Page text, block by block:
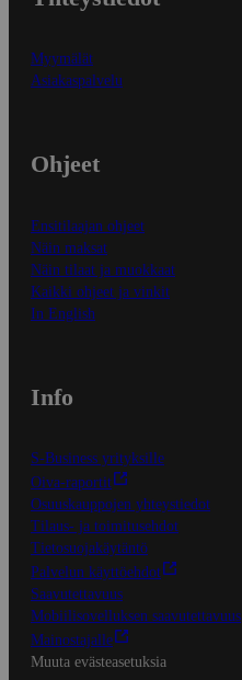
Myymälät
Asiakaspalvelu
Ohjeet
Ensitilaajan ohjeet
Näin maksat
Näin tilaat ja muokkaat
Kaikki ohjeet ja vinkit
In English
Info
S-Business yrityksille
Oiva-raportit
Osuuskauppojen yhteystiedot
Tilaus- ja toimitusehdot
Tietosuojakäytäntö
Palvelun käyttöehdot
Saavutettavuus
Mobiilisovelluksen saavutettavuus
Mainostajalle
Muuta evästeasetuksia